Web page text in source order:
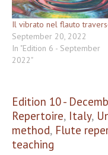
Il vibrato nel flauto
September 20, 2022
In "Edition 6 - September
2022"
Edition 10 -
Repertoire, Italy,
method, Flute
teaching